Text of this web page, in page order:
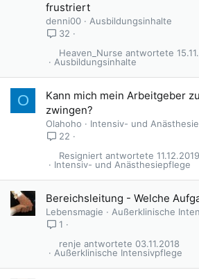
frustriert
denni00
Ausbildungsinhalte
32
Ausbildungsinhalte
Heaven_Nurse
O
Kann mich mein Arbeitgeber
zwingen?
Olahoho
Intensiv- und
22
Intensiv- und Anästhesiepflege
11.12.2019
Resigniert
Bereichsleitung - Welche
Lebensmagie
Außerklinische
1
Außerklinische Intensivpflege
03.11.2018
renje